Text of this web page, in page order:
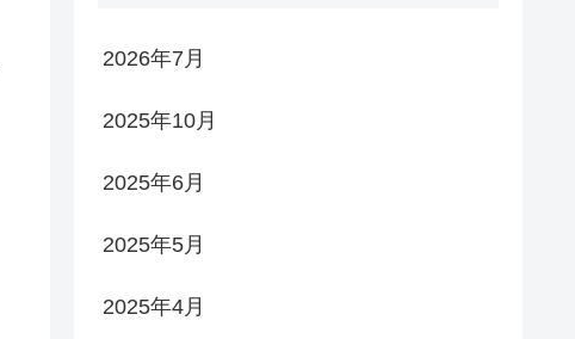
2026年7月
2025年10月
2025年6月
2025年5月
2025年4月